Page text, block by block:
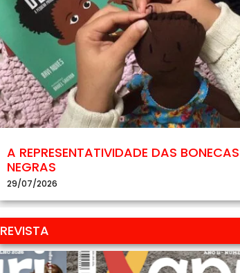
A REPRESENTATIVIDADE DAS BONECAS
NEGRAS
29/07/2026
REVISTA